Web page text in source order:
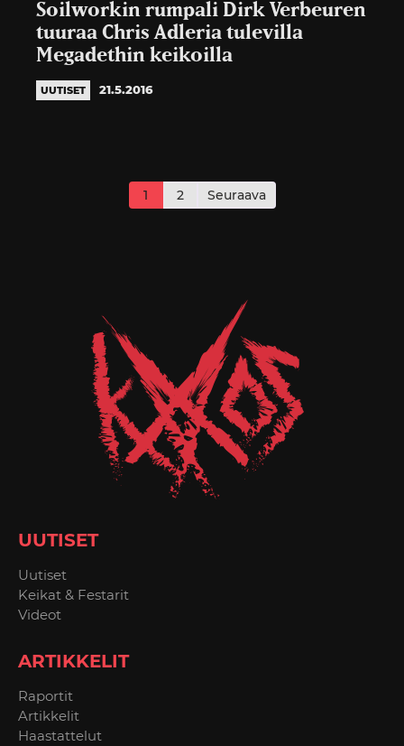
Soilworkin rumpali Dirk Verbeuren
tuuraa Chris Adleria tulevilla
Megadethin keikoilla
UUTISET 21.5.2016
sivutus
1 2 Seuraava
UUTISET
Uutiset
Keikat & Festarit
Videot
ARTIKKELIT
Raportit
Artikkelit
Haastattelut